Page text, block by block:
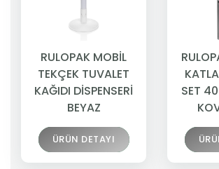
RULOPAK MOBİL
TEKÇEK TUVALET
KAĞIDI DİSPENSERİ
BEYAZ
ÜRÜN DETAYI
SET